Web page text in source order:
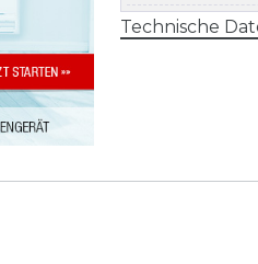
Technische